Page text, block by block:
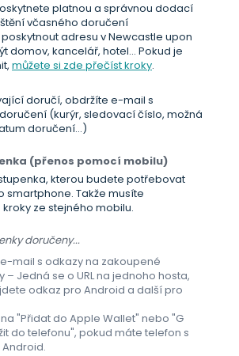
platnou a správnou dodací
včasného doručení
adresu v Newcastle upon
domov, kancelář, hotel... Pokud je
můžete si zde přečíst kroky.
doručí, obdržíte e-mail s
(kurýr, sledovací číslo, možná
doručení...)
(přenos pomocí mobilu)
kterou budete potřebovat
smartphone. Takže musíte
ze stejného mobilu.
doručeny...
mail s odkazy na zakoupené
– Jedná se o URL na jednoho hosta,
odkaz pro Android a další pro
"Přidat do Apple Wallet" nebo "G
do telefonu", pokud máte telefon s